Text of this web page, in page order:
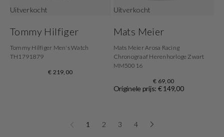
Uitverkocht
Tommy Hilfiger
Tommy Hilfiger Men's Watch
TH1791879
€ 219,00
Uitverkocht
Mats Meier
Mats Meier Arosa Racing
Chronograaf Herenhorloge Zwart
MM50016
€ 69,00
Originele prijs: € 149,00
1 2 3 4